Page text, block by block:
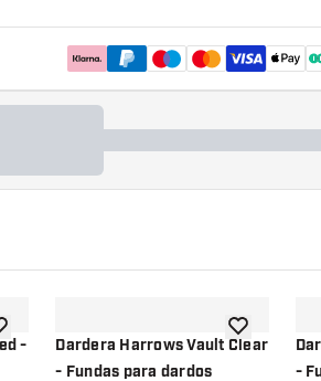
-
a la lista de deseos
Dardera Harrows Vault Clear
- Fundas para dardos
añadir a la
-